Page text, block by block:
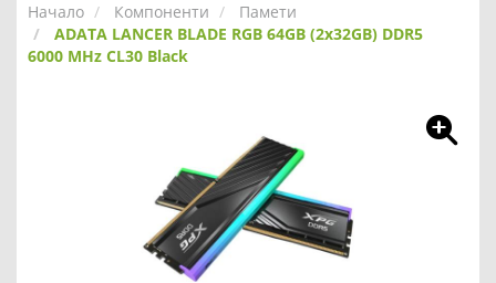
Начало Компоненти
Памети
ADATA LANCER BLADE RGB 64GB (2x32GB) DDR5
6000 MHz CL30 Black